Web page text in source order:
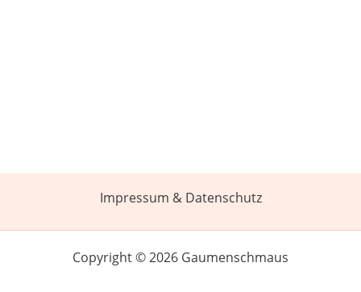
Impressum & Datenschutz
Copyright © 2026 Gaumenschmaus